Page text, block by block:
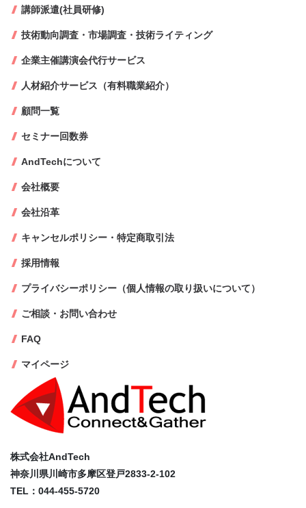
株式会社AndTech
神奈川県川崎市多摩区登戸2833-2-102
TEL：044-455-5720
講師派遣(社員研修)
技術動向調査・市場調査・技術ライティング
企業主催講演会代行サービス
人材紹介サービス（有料職業紹介）
顧問一覧
セミナー回数券
AndTechについて
会社概要
会社沿革
キャンセルポリシー・特定商取引法
採用情報
プライバシーポリシー（個人情報の取り扱いについて）
ご相談・お問い合わせ
FAQ
マイページ